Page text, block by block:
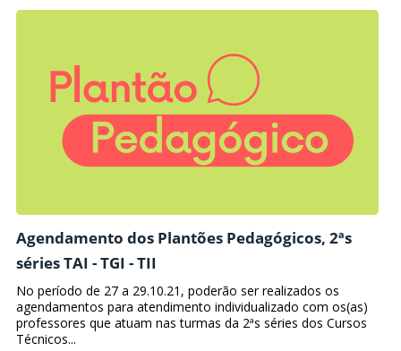
Agendamento dos Plantões Pedagógicos, 2ªs
séries TAI - TGI - TII
No período de 27 a 29.10.21, poderão ser realizados os
agendamentos para atendimento individualizado com os(as)
professores que atuam nas turmas da 2ªs séries dos Cursos
Técnicos...